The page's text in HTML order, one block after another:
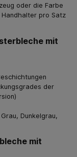
oder die Farbe
pro Satz
mit
der
Dunkelgrau,
mit